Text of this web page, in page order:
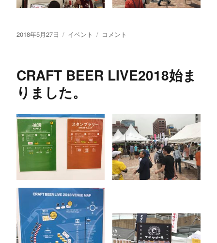
投
2018年5月27日
カ
ー
イベント
「CRAFT
日
コメント
CRAFT BEER LIVE2018始ま
りました。